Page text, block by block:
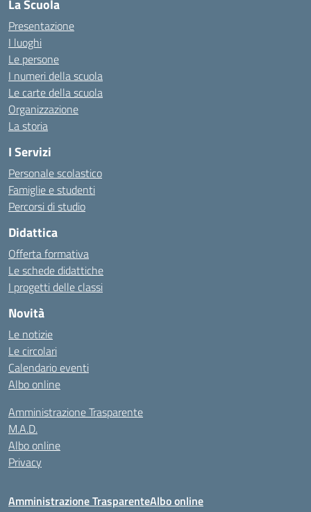
La Scuola
Presentazione
I luoghi
Le persone
I numeri della scuola
Le carte della scuola
Organizzazione
La storia
I Servizi
Personale scolastico
Famiglie e studenti
Percorsi di studio
Didattica
Offerta formativa
Le schede didattiche
I progetti delle classi
Novità
Le notizie
Le circolari
Calendario eventi
Albo online
Amministrazione Trasparente
M.A.D.
Albo online
Privacy
Amministrazione TrasparenteAlbo online